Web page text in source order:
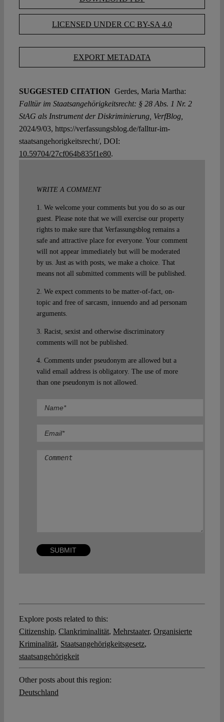
LICENSED UNDER CC BY-SA 4.0
EXPORT METADATA
SUGGESTED CITATION Gerdes, Maria Martha:
Falltür im Staatsangehörigkeitsrecht: § 28 Abs. 1 Nr. 2
StAG als Instrument der Diskriminierung, VerfBlog,
2024/9/03, https://verfassungsblog.de/falltur-im-
staatsangehorigkeitsrecht/, DOI:
10.59704/27cf064b835f1e80.
WRITE A COMMENT
1. We welcome your comments but you do so as our
guest. Please note that we will exercise our property
rights to make sure that Verfassungsblog remains a
safe and attractive place for everyone. Your comment
will not appear immediately but will be moderated
by us. Just as with posts, we make a choice. That
means not all submitted comments will be published.
2. We expect comments to be matter-of-fact, on-
topic and free of sarcasm, innuendo and ad personam
arguments.
3. Racist, sexist and otherwise discriminatory
comments will not be published.
4. Comments under pseudonym are allowed but a
valid email address is obligatory. The use of more
than one pseudonym is not allowed.
Explore posts related to this:
Citizenship, Clankriminalität, Mehrstaater, Organisierte
Kriminalität, Staatsangehörigkeitsgesetz,
staatsangehörigkeit
Other posts about this region:
Deutschland